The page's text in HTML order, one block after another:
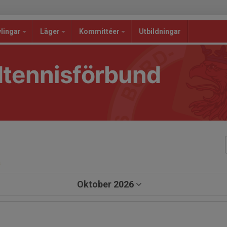
Läger Kommittéer Utbildningar
Oktober 2026